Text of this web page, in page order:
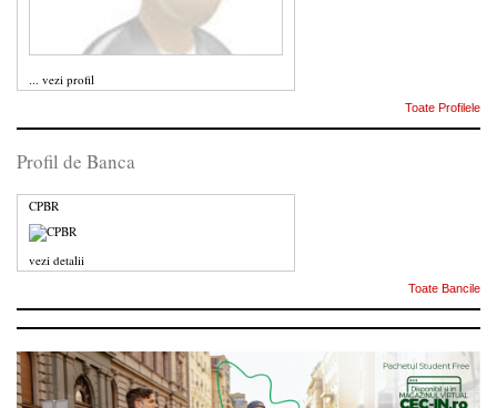
... vezi profil
Toate Profilele
Profil de Banca
CPBR
vezi detalii
Toate Bancile